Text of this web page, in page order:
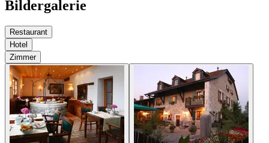
Bildergalerie
Restaurant
Hotel
Zimmer